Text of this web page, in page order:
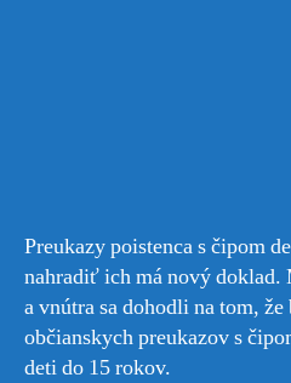
Preukazy poistenca s čipom
nahradiť ich má nový
a vnútra sa dohodli na tom,
občianskych preukazov s
deti do 15 rokov.